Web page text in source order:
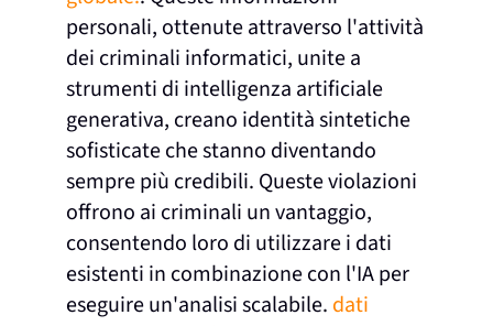
personali, ottenute attraverso l'attività
dei criminali informatici, unite a
strumenti di intelligenza artificiale
generativa, creano identità sintetiche
sofisticate che stanno diventando
sempre più credibili. Queste violazioni
offrono ai criminali un vantaggio,
consentendo loro di utilizzare i dati
esistenti in combinazione con l'IA per
eseguire un'analisi scalabile. dati